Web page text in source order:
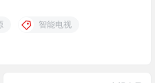
智能电视